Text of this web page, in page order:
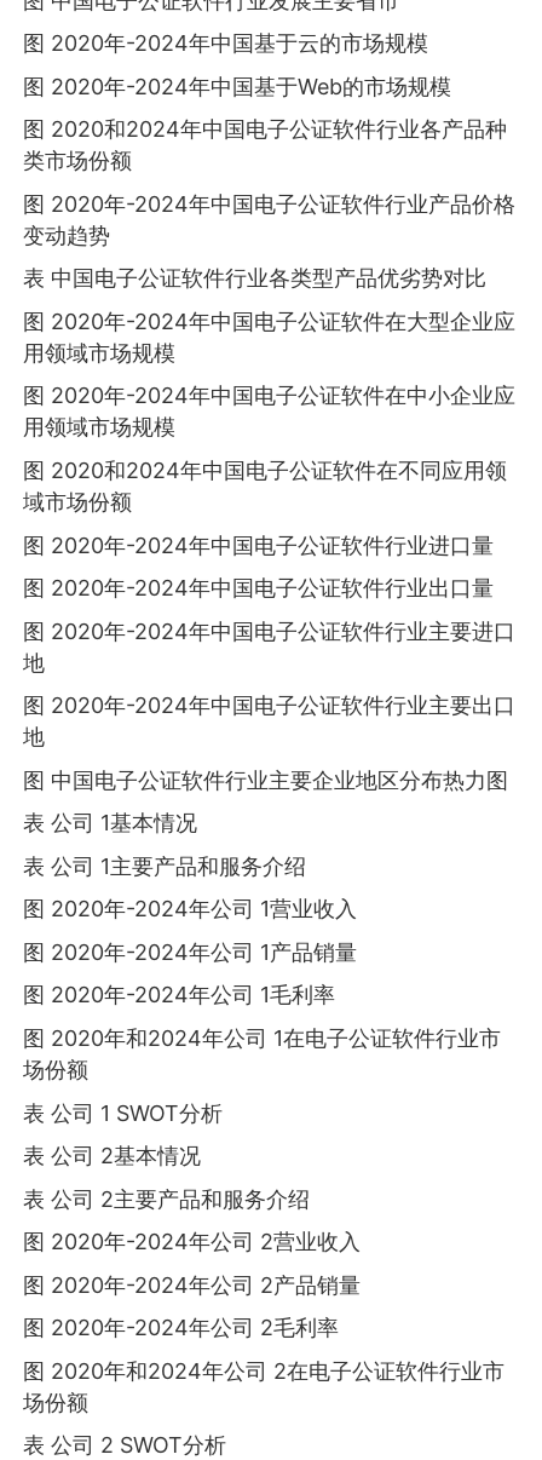
图 2020年-2024年中国基于云的市场规模
图 2020年-2024年中国基于Web的市场规模
图 2020和2024年中国电子公证软件行业各产品种
类市场份额
图 2020年-2024年中国电子公证软件行业产品价格
变动趋势
表 中国电子公证软件行业各类型产品优劣势对比
图 2020年-2024年中国电子公证软件在大型企业应
用领域市场规模
图 2020年-2024年中国电子公证软件在中小企业应
用领域市场规模
图 2020和2024年中国电子公证软件在不同应用领
域市场份额
图 2020年-2024年中国电子公证软件行业进口量
图 2020年-2024年中国电子公证软件行业出口量
图 2020年-2024年中国电子公证软件行业主要进口
地
图 2020年-2024年中国电子公证软件行业主要出口
地
图 中国电子公证软件行业主要企业地区分布热力图
表 公司 1基本情况
表 公司 1主要产品和服务介绍
图 2020年-2024年公司 1营业收入
图 2020年-2024年公司 1产品销量
图 2020年-2024年公司 1毛利率
图 2020年和2024年公司 1在电子公证软件行业市
场份额
表 公司 1 SWOT分析
表 公司 2基本情况
表 公司 2主要产品和服务介绍
图 2020年-2024年公司 2营业收入
图 2020年-2024年公司 2产品销量
图 2020年-2024年公司 2毛利率
图 2020年和2024年公司 2在电子公证软件行业市
场份额
表 公司 2 SWOT分析